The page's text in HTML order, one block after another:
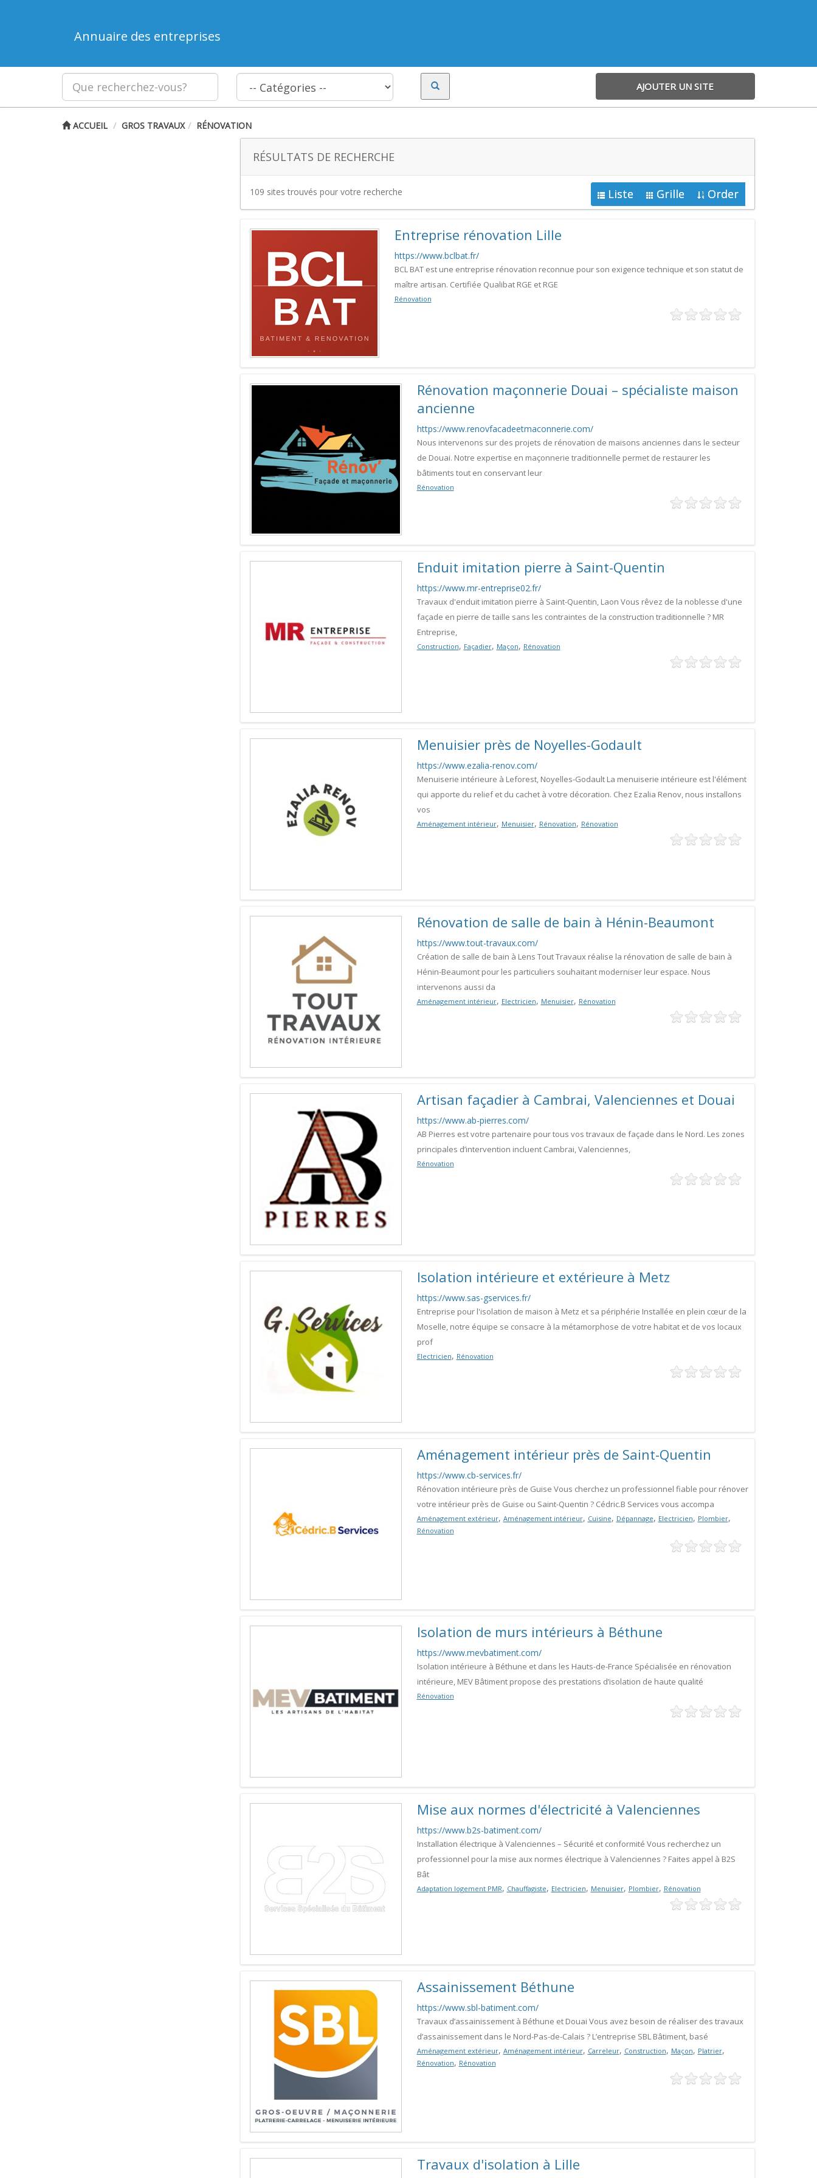
Annuaire des entreprises
AJOUTER UN SITE
ACCUEIL GROS TRAVAUX RÉNOVATION
RÉSULTATS DE RECHERCHE
109 sites trouvés pour votre recherche Liste Grille Order
Entreprise rénovation Lille
https://www.bclbat.fr/
BCL BAT est une entreprise rénovation reconnue pour son exigence technique et son statut de
maître artisan. Certifiée Qualibat RGE et RGE
Rénovation
Rénovation maçonnerie Douai – spécialiste maison
ancienne
https://www.renovfacadeetmaconnerie.com/
Nous intervenons sur des projets de rénovation de maisons anciennes dans le secteur
de Douai. Notre expertise en maçonnerie traditionnelle permet de restaurer les
bâtiments tout en conservant leur
Rénovation
Enduit imitation pierre à Saint-Quentin
https://www.mr-entreprise02.fr/
Travaux d'enduit imitation pierre à Saint-Quentin, Laon Vous rêvez de la noblesse d'une
façade en pierre de taille sans les contraintes de la construction traditionnelle ? MR
Entreprise,
Construction, Façadier, Maçon, Rénovation
Menuisier près de Noyelles-Godault
https://www.ezalia-renov.com/
Menuiserie intérieure à Leforest, Noyelles-Godault La menuiserie intérieure est l'élément
qui apporte du relief et du cachet à votre décoration. Chez Ezalia Renov, nous installons
vos
Aménagement intérieur, Menuisier, Rénovation, Rénovation
Rénovation de salle de bain à Hénin-Beaumont
https://www.tout-travaux.com/
Création de salle de bain à Lens Tout Travaux réalise la rénovation de salle de bain à
Hénin-Beaumont pour les particuliers souhaitant moderniser leur espace. Nous
intervenons aussi da
Aménagement intérieur, Electricien, Menuisier, Rénovation
Artisan façadier à Cambrai, Valenciennes et Douai
https://www.ab-pierres.com/
AB Pierres est votre partenaire pour tous vos travaux de façade dans le Nord. Les zones
principales d’intervention incluent Cambrai, Valenciennes,
Rénovation
Isolation intérieure et extérieure à Metz
https://www.sas-gservices.fr/
Entreprise pour l'isolation de maison à Metz et sa périphérie Installée en plein cœur de la
Moselle, notre équipe se consacre à la métamorphose de votre habitat et de vos locaux
prof
Electricien, Rénovation
Aménagement intérieur près de Saint-Quentin
https://www.cb-services.fr/
Rénovation intérieure près de Guise Vous cherchez un professionnel fiable pour rénover
votre intérieur près de Guise ou Saint-Quentin ? Cédric.B Services vous accompa
Aménagement extérieur, Aménagement intérieur, Cuisine, Dépannage, Electricien, Plombier,
Rénovation
Isolation de murs intérieurs à Béthune
https://www.mevbatiment.com/
Isolation intérieure à Béthune et dans les Hauts-de-France Spécialisée en rénovation
intérieure, MEV Bâtiment propose des prestations d’isolation de haute qualité
Rénovation
Mise aux normes d'électricité à Valenciennes
https://www.b2s-batiment.com/
Installation électrique à Valenciennes – Sécurité et conformité Vous recherchez un
professionnel pour la mise aux normes électrique à Valenciennes ? Faites appel à B2S
Bât
Adaptation logement PMR, Chauffagiste, Electricien, Menuisier, Plombier, Rénovation
Assainissement Béthune
https://www.sbl-batiment.com/
Travaux d’assainissement à Béthune et Douai Vous avez besoin de réaliser des travaux
d’assainissement dans le Nord-Pas-de-Calais ? L’entreprise SBL Bâtiment, basé
Aménagement extérieur, Aménagement intérieur, Carreleur, Construction, Maçon, Platrier,
Rénovation, Rénovation
Travaux d'isolation à Lille